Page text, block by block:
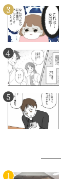
インレッドウェブ